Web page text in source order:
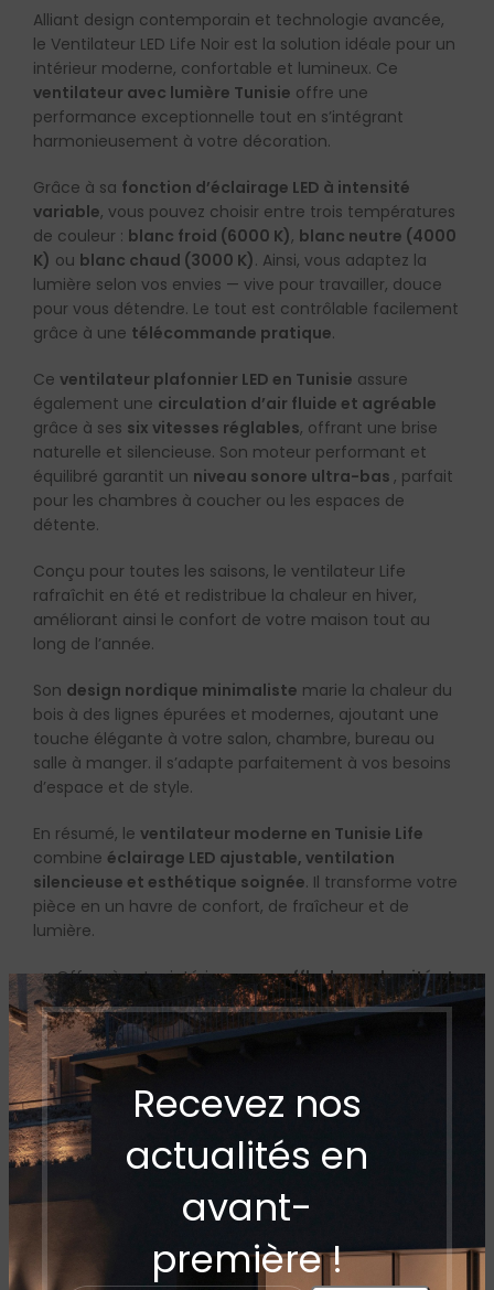
Recevez nos
actualités en
avant-
première !
Alliant design contemporain et technologie avancée,
le Ventilateur LED Life Noir est la solution idéale pour un
intérieur moderne, confortable et lumineux. Ce
ventilateur avec lumière Tunisie offre une
performance exceptionnelle tout en s’intégrant
harmonieusement à votre décoration.
Grâce à sa fonction d’éclairage LED à intensité
variable, vous pouvez choisir entre trois températures
de couleur : blanc froid (6000 K), blanc neutre (4000
K) ou blanc chaud (3000 K). Ainsi, vous adaptez la
lumière selon vos envies — vive pour travailler, douce
pour vous détendre. Le tout est contrôlable facilement
grâce à une télécommande pratique.
Ce ventilateur plafonnier LED en Tunisie assure
également une circulation d’air fluide et agréable
grâce à ses six vitesses réglables, offrant une brise
naturelle et silencieuse. Son moteur performant et
équilibré garantit un niveau sonore ultra-bas , parfait
pour les chambres à coucher ou les espaces de
détente.
Conçu pour toutes les saisons, le ventilateur Life
rafraîchit en été et redistribue la chaleur en hiver,
améliorant ainsi le confort de votre maison tout au
long de l’année.
Son design nordique minimaliste marie la chaleur du
bois à des lignes épurées et modernes, ajoutant une
touche élégante à votre salon, chambre, bureau ou
salle à manger. il s’adapte parfaitement à vos besoins
d’espace et de style.
En résumé, le ventilateur moderne en Tunisie Life
combine éclairage LED ajustable, ventilation
silencieuse et esthétique soignée. Il transforme votre
pièce en un havre de confort, de fraîcheur et de
lumière.
👉 Offrez à votre intérieur unsouffle de modernité et
de bien-êtreavec le ventilateur LED Life — disponible
chezArtelec Tunisie.